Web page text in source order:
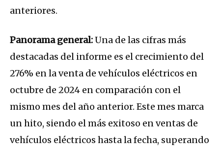
anteriores.
Panorama general:Una de las cifras más
destacadas del informe es el crecimiento del
276% en la venta de vehículos eléctricos en
octubre de 2024 en comparación con el
mismo mes del año anterior. Este mes marca
un hito, siendo el más exitoso en ventas de
vehículos eléctricos hasta la fecha, superando